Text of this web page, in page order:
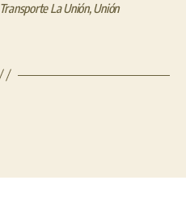
Transporte La Unión,Unión